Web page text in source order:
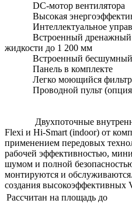
DC-мотор вентилятора
Высокая
Интеллектуальное
Встроенный дренажный
жидкости до 1 200 мм
Встроенный
Панель в комплекте
Легко моющийся фильтр
Проводной пульт
Двухпоточные
Flexi и Hi-Smart (indoor) от
применением передовых
рабочей эффективностью,
шумом и полной
монтируются и
создания высокоэффективных
Рассчитан на площадь до